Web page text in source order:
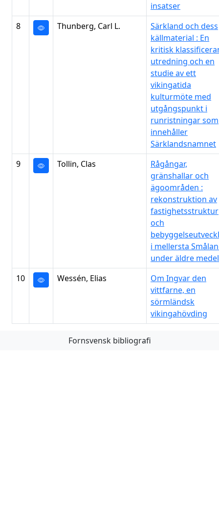
insatser
8
Thunberg, Carl L.
Särkland och dess
källmaterial : En
kritisk
utredning och en
studie av ett
vikingatida
kulturmöte med
utgångspunkt i
runristningar som
innehåller
Särklandsnamnet
9
Tollin, Clas
Rågångar,
gränshallar och
ägoområden :
rekonstruktion av
fastighetsstruktur
och
i mellersta
under äldre
10
Wessén, Elias
Om Ingvar den
vittfarne, en
sörmländsk
vikingahövding
Föregående Nästa
Fornsvensk bibliografi